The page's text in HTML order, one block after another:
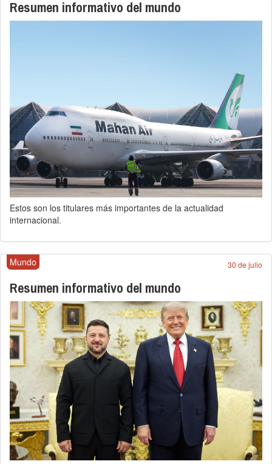
Resumen informativo del mundo
Estos son los titulares más importantes de la actualidad
internacional.
Mundo 30 de julio
Resumen informativo del mundo